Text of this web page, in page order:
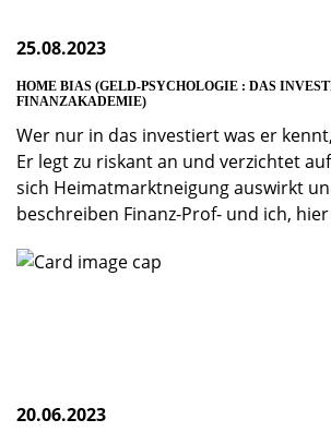
25.08.2023
HOME BIAS (GELD-PSYCHOLOGIE : DAS
FINANZAKADEMIE)
Wer nur in das investiert was er
Er legt zu riskant an und verzichtet
sich Heimatmarktneigung auswirkt
beschreiben Finanz-Prof- und ich, hier
20.06.2023